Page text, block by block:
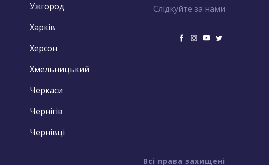
Ужгород
Харків
Херсон
Хмельницький
Черкаси
Чернігів
Чернівці
Слідкуйте за нами
Всі права захищені